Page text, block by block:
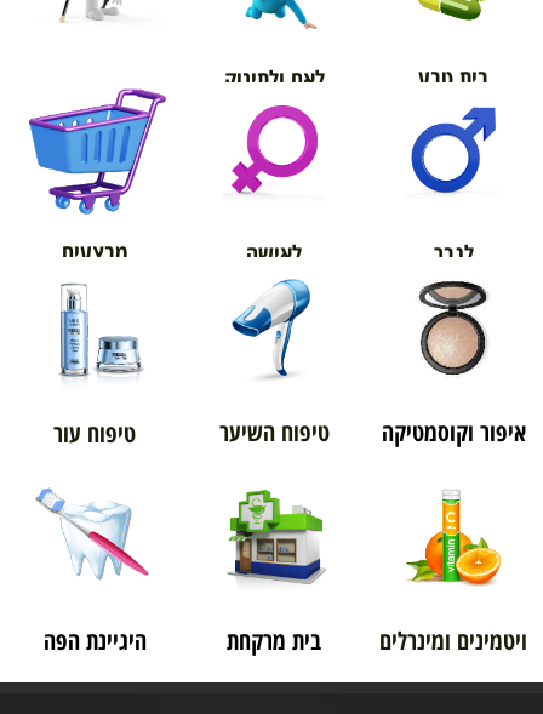
בית טבע לאם ולתינוק
אורטופדיה
לגבר לאישה מבצעים
איפור וקוסמטיקה טיפוח השיער טיפוח עור
ויטמינים ומינרלים בית מרקחת היגיינת הפה